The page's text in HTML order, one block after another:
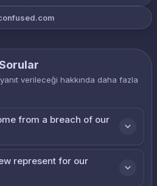
verileceği hakkında daha fazla
from a breach of our
represent for our